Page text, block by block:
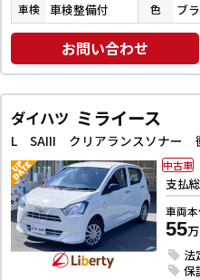
車検 車検整備付 色
お問い合わせ
ダイハツ ミライース
支払
車両
55
法
保
中古車